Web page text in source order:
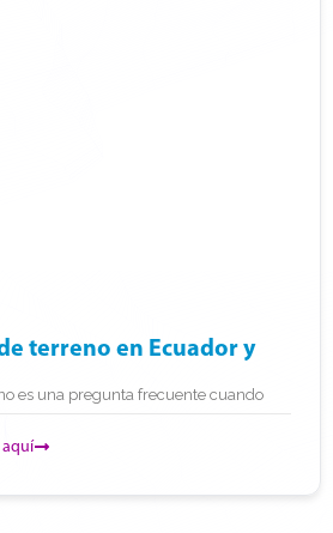
terreno en Ecuador y
es una pregunta frecuente cuando
aquí